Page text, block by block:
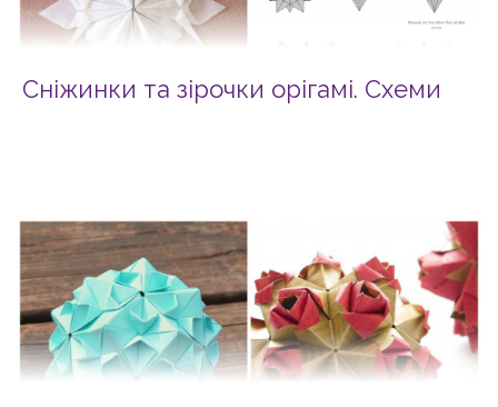
Сніжинки та зірочки орігамі. Схеми